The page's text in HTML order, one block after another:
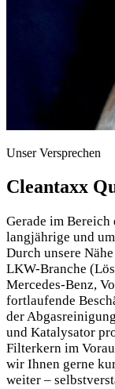
Unser Versprechen
Cleantaxx
Gerade im
langjährige und
Durch unsere
LKW-Branche
Mercedes-Benz,
fortlaufende
der
und Katalysator
Filterkern im
wir Ihnen gerne
weiter –